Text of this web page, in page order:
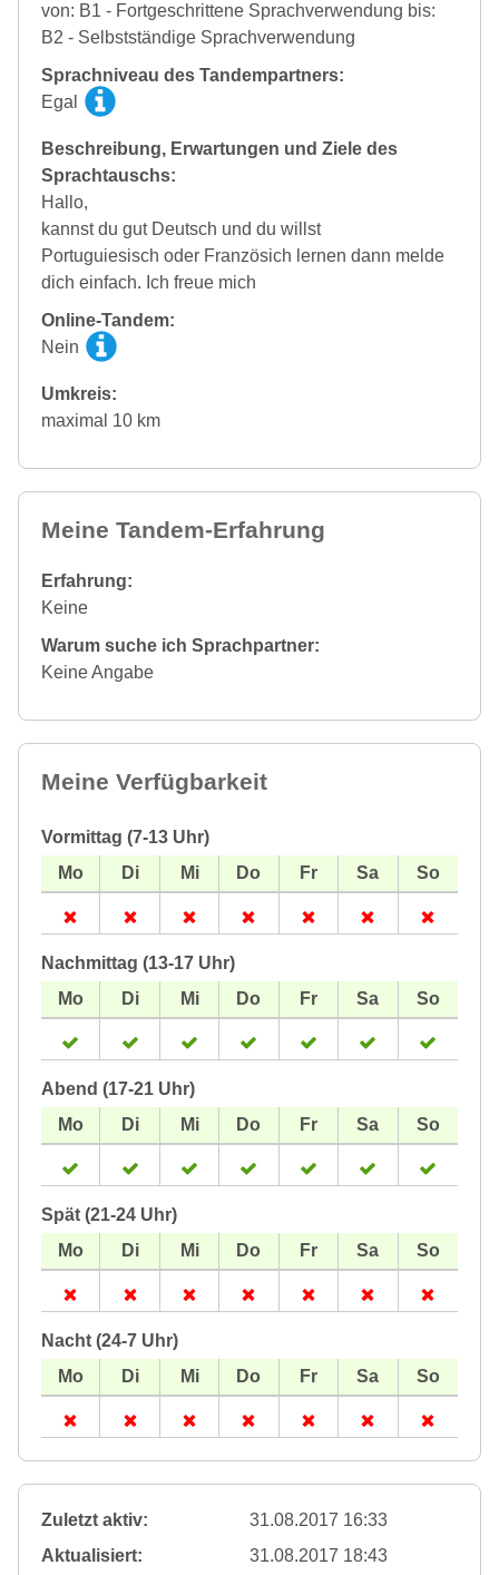
von: B1 - Fortgeschrittene Sprachverwendung bis:
B2 - Selbstständige Sprachverwendung
Sprachniveau des Tandempartners:
Egal
Beschreibung, Erwartungen und Ziele des
Sprachtauschs:
Hallo,
kannst du gut Deutsch und du willst
Portuguiesisch oder Französich lernen dann melde
dich einfach. Ich freue mich
Online-Tandem:
Nein
Umkreis:
maximal 10 km
Meine Tandem-Erfahrung
Erfahrung:
Keine
Warum suche ich Sprachpartner:
Keine Angabe
Meine Verfügbarkeit
Vormittag (7-13 Uhr)
Nachmittag (13-17 Uhr)
Abend (17-21 Uhr)
Spät (21-24 Uhr)
Nacht (24-7 Uhr)
Zuletzt aktiv:
31.08.2017 16:33
Aktualisiert:
31.08.2017 18:43